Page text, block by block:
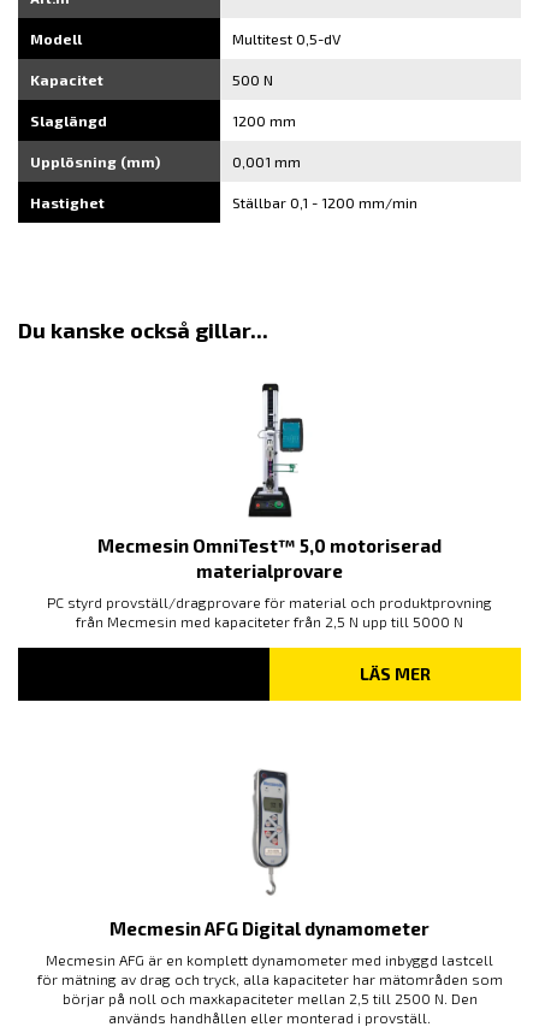
Modell Multitest 0,5-dV
Kapacitet 500 N
Slaglängd 1200 mm
Upplösning (mm) 0,001 mm
Hastighet Ställbar 0,1 - 1200 mm/min
Du kanske också gillar...
Mecmesin OmniTest™ 5,0 motoriserad
materialprovare
PC styrd provställ/dragprovare för material och produktprovning
från Mecmesin med kapaciteter från 2,5 N upp till 5000 N
LÄS MER
Mecmesin AFG Digital dynamometer
Mecmesin AFG är en komplett dynamometer med inbyggd lastcell
för mätning av drag och tryck, alla kapaciteter har mätområden som
börjar på noll och maxkapaciteter mellan 2,5 till 2500 N. Den
används handhållen eller monterad i provställ.